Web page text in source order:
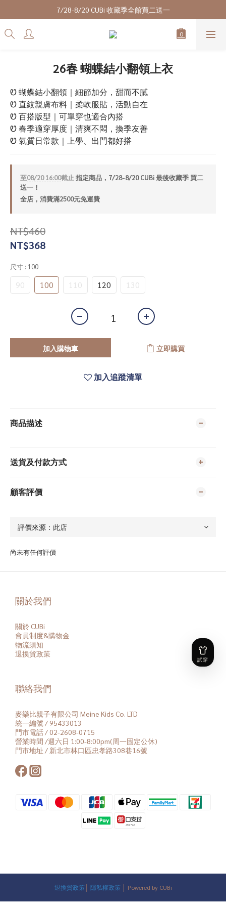
7/28-8/20 CUBi 收藏季全館買二送一
7/28-8/20 CUBi 收藏季全館買二送一
全館$2500【免運】
7/28-8/20 CUBi 收藏季全館買二送一
26春 蝴蝶結小翻領上衣
Ꮼ 蝴蝶結小翻領｜細節加分，甜而不膩
Ꮼ 直紋親膚布料｜柔軟服貼，活動自在
Ꮼ 百搭版型｜可單穿也適合內搭
Ꮼ 春季適穿厚度｜清爽不悶，換季友善
Ꮼ 氣質日常款｜上學、出門都好搭
至08/20 16:00截止 指定商品，7/28-8/20 CUBi 最後收藏季 買二
送一！
全店，消費滿2500元免運費
NT$460
NT$368
尺寸 : 100
90 100 110 120 130
加入購物車 立即購買
加入追蹤清單
商品描述
送貨及付款方式
顧客評價
尚未有任何評價
關於我們
關於 CUBi
會員制度&購物金
物流須知
退換貨政策
聯絡我們
麥樂比親子有限公司 Meine Kids Co. LTD
統一編號 / 95433013
門市電話 / 02-2608-0715
營業時間 /週六日 1:00-8:00pm(周一固定公休)
門市地址 / 新北市林口區忠孝路308巷16號
退換貨政策 隱私權政策 │ Powered by CUBi